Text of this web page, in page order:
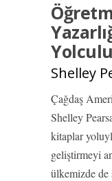
Shelley
Çağdaş
Shelley
kitaplar
geliştirmeyi
ülkemizde de